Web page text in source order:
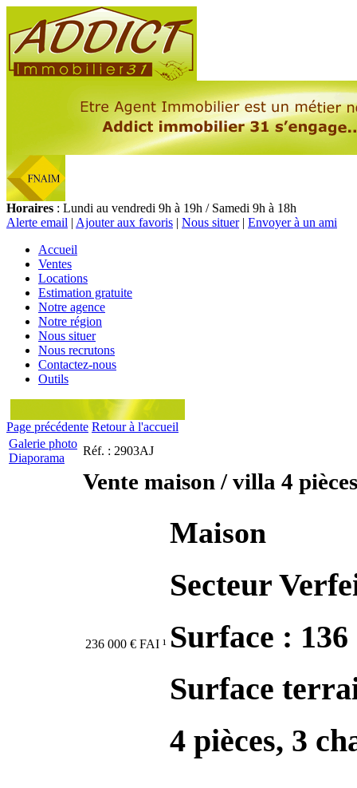
Horaires : Lundi au vendredi 9h à 19h / Samedi 9h à 18h
Alerte email | Ajouter aux favoris | Nous situer| Envoyer à un ami
Accueil
Ventes
Locations
Estimation gratuite
Notre agence
Notre région
Nous situer
Nous recrutons
Contactez-nous
Outils
Page précédente Retour à l'accueil
Galerie photo
Diaporama
Réf. : 2903AJ
Vente maison / villa 4
236 000 € FAI ¹
Maison
Secteur
Surface : 136
Surface
4 pièces, 3